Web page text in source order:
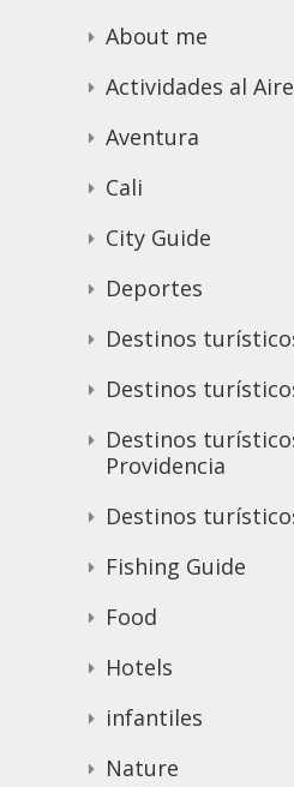
About me
Actividades al
Aventura
Cali
City Guide
Deportes
Destinos
Destinos
Destinos
Providencia
Destinos
Fishing Guide
Food
Hotels
infantiles
Nature